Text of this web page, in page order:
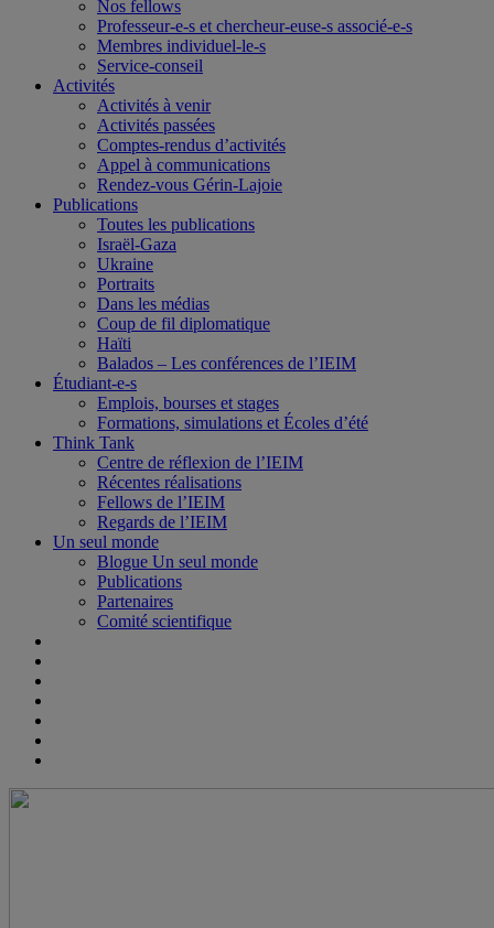
Nos fellows
Professeur-e-s et chercheur-euse-s associé-e-s
Membres individuel-le-s
Service-conseil
Activités
Activités à venir
Activités passées
Comptes-rendus d’activités
Appel à communications
Rendez-vous Gérin-Lajoie
Publications
Toutes les publications
Israël-Gaza
Ukraine
Portraits
Dans les médias
Coup de fil diplomatique
Haïti
Balados – Les conférences de l’IEIM
Étudiant-e-s
Emplois, bourses et stages
Formations, simulations et Écoles d’été
Think Tank
Centre de réflexion de l’IEIM
Récentes réalisations
Fellows de l’IEIM
Regards de l’IEIM
Un seul monde
Blogue Un seul monde
Publications
Partenaires
Comité scientifique